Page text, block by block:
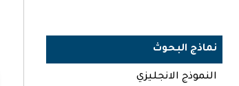
نماذج البحوث
النموذج الانجليزي